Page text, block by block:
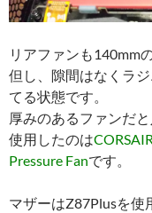
リアファンも140mm
但し、隙間はなくラ
てる状態です。
厚みのあるファンだ
使用したのは
Pressure Fanです。
マザーはZ87Plusを使